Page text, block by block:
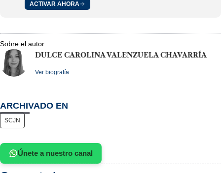
ACTIVAR AHORA
Sobre el autor
DULCE CAROLINA VALENZUELA CHAVARRÍA
Ver biografía
ARCHIVADO EN
SCJN
Únete a nuestro canal